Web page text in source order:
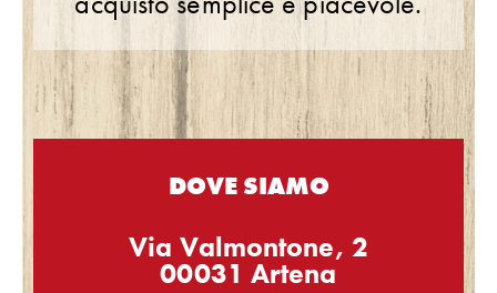
DOVE SIAMO
Via Valmontone, 2
00031 Artena